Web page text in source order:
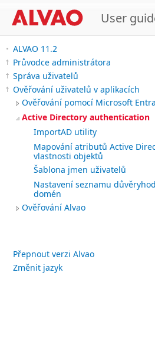
User
ALVAO 11.2
Průvodce administrátora
Správa uživatelů
Ověřování uživatelů v aplikacích
Ověřování pomocí Microsoft
Active Directory authentication
ImportAD utility
Mapování atributů Active
vlastnosti objektů
Šablona jmen uživatelů
Nastavení seznamu
domén
Ověřování Alvao
Přepnout verzi Alvao
Změnit jazyk